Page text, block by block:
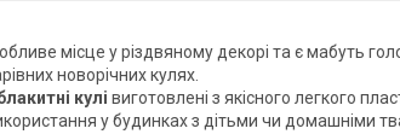
місце у різдвяному декорі та є мабуть
новорічних кулях.
кулі виготовлені з якісного легкого
у будинках з дітьми чи домашніми